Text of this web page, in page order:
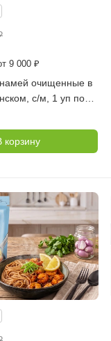
9 000 ₽
очищенные в
с/м, 1 уп по
корзину